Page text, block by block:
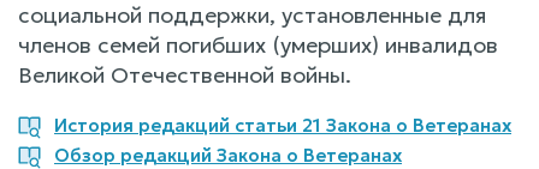
социальной поддержки, установленные для
членов семей погибших (умерших) инвалидов
Великой Отечественной войны.
История редакций статьи 21 Закона о Ветеранах
Обзор редакций Закона о Ветеранах